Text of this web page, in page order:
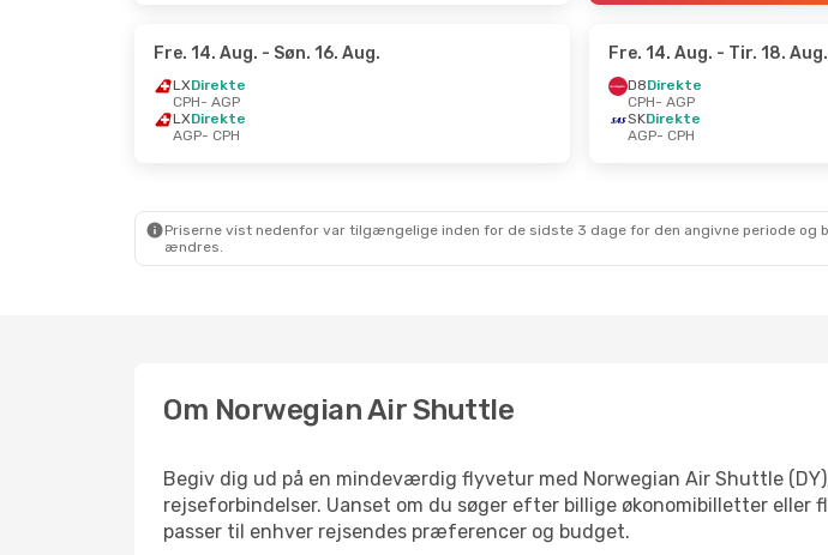
Fre. 14. Aug. - Søn. 16. Aug.
LXDirekte
CPH- AGP
LXDirekte
AGP- CPH
Fre. 14. Aug. - Tir. 18. Aug.
D8Direkte
CPH- AGP
SKDirekte
AGP- CPH
Priserne vist nedenfor var tilgængelige inden for de sidste 3 dage for den angivne periode
ændres.
Om Norwegian Air Shuttle
Begiv dig ud på en mindeværdig flyvetur med Norwegian Air Shuttle
rejseforbindelser. Uanset om du søger efter billige økonomibilletter
passer til enhver rejsendes præferencer og budget.